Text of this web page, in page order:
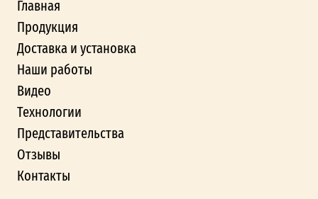
Главная
Продукция
Доставка и установка
Наши работы
Видео
Технологии
Представительства
Отзывы
Контакты